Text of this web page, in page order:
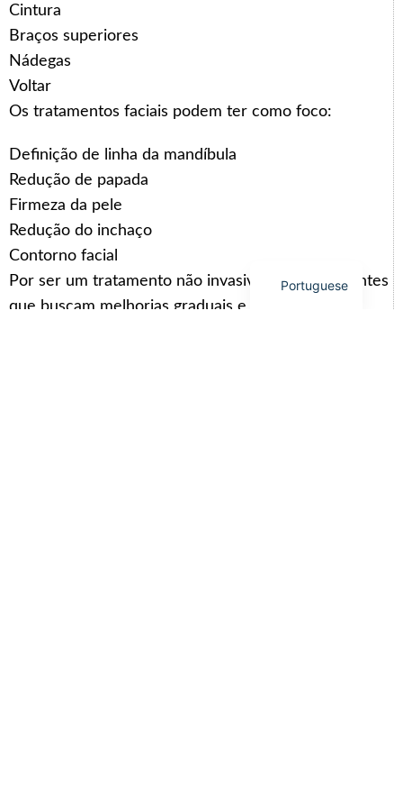
Cintura
Braços superiores
Nádegas
Voltar
Os tratamentos faciais podem ter como foco:
Definição de linha da mandíbula
Redução de papada
Firmeza da pele
Redução do inchaço
Contorno facial
Por ser um tratamento não invasivo, ele atrai clientes
que buscam melhorias graduais e com aparência
Portuguese
German